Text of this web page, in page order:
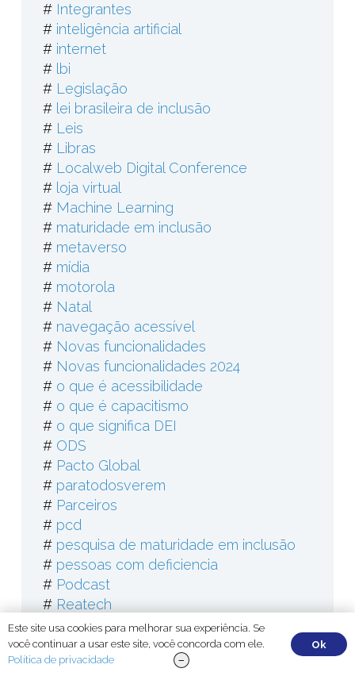
# Integrantes
# inteligência artificial
# internet
# lbi
# Legislação
# lei brasileira de inclusão
# Leis
# Libras
# Localweb Digital Conference
# loja virtual
# Machine Learning
# maturidade em inclusão
# metaverso
# mídia
# motorola
# Natal
# navegação acessível
# Novas funcionalidades
# Novas funcionalidades 2024
# o que é acessibilidade
# o que é capacitismo
# o que significa DEI
# ODS
# Pacto Global
# paratodosverem
# Parceiros
# pcd
# pesquisa de maturidade em inclusão
# pessoas com deficiencia
# Podcast
# Reatech
#redes sociais
#Reserva
#Responsividade
Este site usa cookies para melhorar sua experiência. Se
você continuar a usar este site, você concorda com ele.
Política de privacidade
Ok